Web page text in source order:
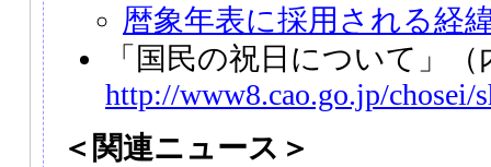
暦象年表に採用される経
「国民の祝日について」
http://www8.cao.go.jp/chosei/
＜関連ニュース＞